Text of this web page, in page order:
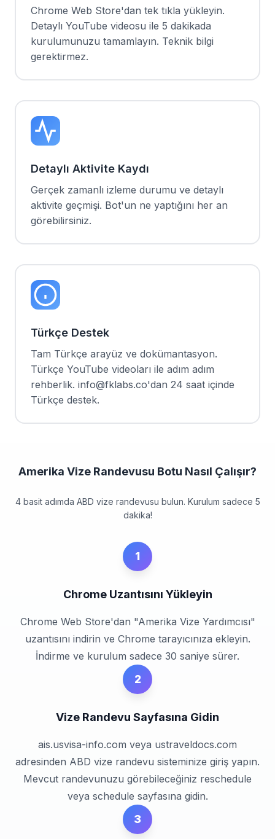
Chrome Web Store'dan tek tıkla yükleyin.
Detaylı YouTube videosu ile 5 dakikada
kurulumunuzu tamamlayın. Teknik bilgi
gerektirmez.
Detaylı Aktivite Kaydı
Gerçek zamanlı izleme durumu ve detaylı
aktivite geçmişi. Bot'un ne yaptığını her an
görebilirsiniz.
Türkçe Destek
Tam Türkçe arayüz ve dokümantasyon.
Türkçe YouTube videoları ile adım adım
rehberlik. info@fklabs.co'dan 24 saat içinde
Türkçe destek.
Amerika Vize Randevusu Botu Nasıl Çalışır?
4 basit adımda ABD vize randevusu bulun. Kurulum sadece 5
dakika!
1
Chrome Uzantısını Yükleyin
Chrome Web Store'dan "Amerika Vize Yardımcısı"
uzantısını indirin ve Chrome tarayıcınıza ekleyin.
İndirme ve kurulum sadece 30 saniye sürer.
2
Vize Randevu Sayfasına Gidin
ais.usvisa-info.com veya ustraveldocs.com
adresinden ABD vize randevu sisteminize giriş yapın.
Mevcut randevunuzu görebileceğiniz reschedule
veya schedule sayfasına gidin.
3